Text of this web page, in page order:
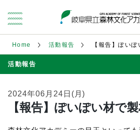
Home 活動報告 【報告】ぽい
活動報告
2024年06月24日(月)
【報告】ぽいぽい材で